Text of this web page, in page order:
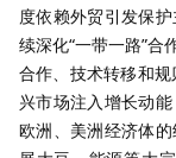
度依赖外贸引发保
续深化“一带一路”合
合作、技术转移和
兴市场注入增长动
欧洲、美洲经济体